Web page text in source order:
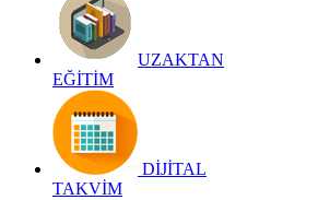
UZAKTAN
EĞİTİM
DİJİTAL
TAKVİM